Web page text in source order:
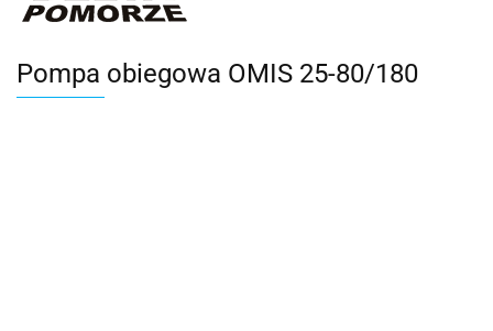
Pompa obiegowa OMIS 25-80/180